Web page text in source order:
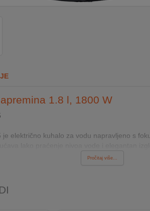
1.8 l, 1800 W
je električno kuhalo za vodu napravljeno s
Pročitaj više...